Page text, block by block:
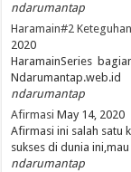
ndarumantap
Haramain#2
2020
HaramainSeries
Ndarumantap.web.id
ndarumantap
Afirmasi May 14, 2020
Afirmasi ini salah satu
sukses di dunia
ndarumantap